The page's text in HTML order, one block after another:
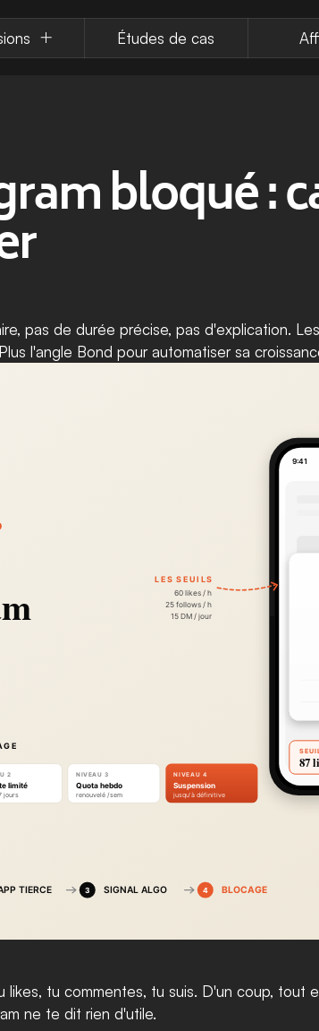
Études de cas
bloqué :
pas de durée précise, pas d'explication.
l'angle Bond pour automatiser sa
likes, tu commentes, tu suis. D'un coup, tout
ne te dit rien d'utile.